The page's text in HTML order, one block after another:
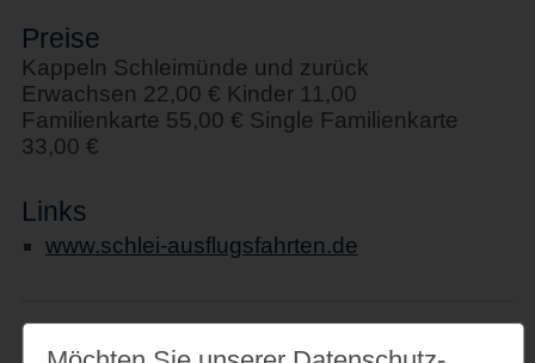
Preise
Kappeln Schleimünde und zurück
Erwachsen 22,00 € Kinder 11,00
Familienkarte 55,00 € Single Familienkarte
33,00 €
Links
www.schlei-ausflugsfahrten.de